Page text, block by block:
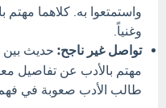
واستمتعوا به. كلاهما مهتم
وغنياً.
تواصل غير ناجح: حديث بين
مهتم بالأدب عن تفاصيل
طالب الأدب صعوبة في فهم